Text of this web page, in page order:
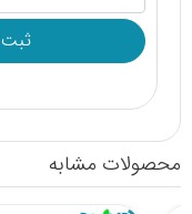
محصولات مشابه